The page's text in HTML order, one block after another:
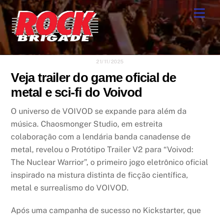
Skip
to
content
21/11/2025
Veja trailer do game oficial de
metal e sci-fi do Voivod
O universo de VOIVOD se expande para além da
música. Chaosmonger Studio, em estreita
colaboração com a lendária banda canadense de
metal, revelou o Protótipo Trailer V2 para “Voivod:
The Nuclear Warrior”, o primeiro jogo eletrônico oficial
inspirado na mistura distinta de ficção científica,
metal e surrealismo do VOIVOD.
Após uma campanha de sucesso no Kickstarter, que